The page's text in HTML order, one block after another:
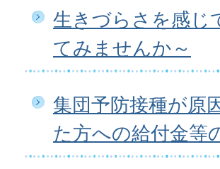
生きづらさを感じ
てみませんか～
集団予防接種が原
た方への給付金等